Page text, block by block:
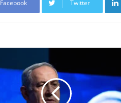
Facebook Twitter